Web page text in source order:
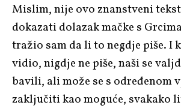
Mislim, nije ovo znanstveni
dokazati dolazak mačke s
tražio sam da li to negdje piše. I
vidio, nigdje ne piše, naši se
bavili, ali može se s određenom
zaključiti kao moguće, svakako